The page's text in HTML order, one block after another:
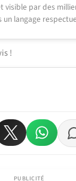
visible par des
langage